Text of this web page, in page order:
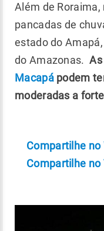
Além de
pancadas de
estado do
do Amazonas.
Macapápodem
moderadas a
Compartilhe no
Compartilhe no